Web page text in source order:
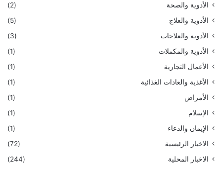
الأدوية والصحة
(2)
الأدوية والعلاج
(5)
الأدوية والعلاجات
(3)
الأدوية والمكملات
(1)
الأعمال التجارية
(1)
الأغذية والعادات الغذائية
(1)
الأمراض
(1)
الإسلام
(1)
الإيمان والدعاء
(1)
الاخبار الرئيسية
(72)
الاخبار المحلية
(244)